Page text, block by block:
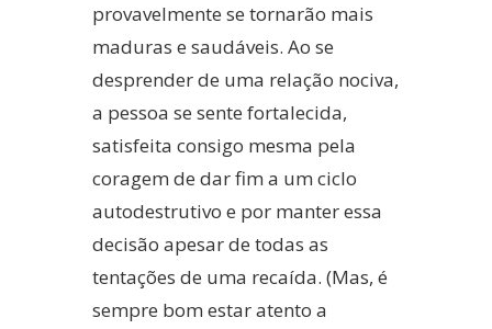
provavelmente se tornarão mais
maduras e saudáveis. Ao se
desprender de uma relação nociva,
a pessoa se sente fortalecida,
satisfeita consigo mesma pela
coragem de dar fim a um ciclo
autodestrutivo e por manter essa
decisão apesar de todas as
tentações de uma recaída. (Mas, é
sempre bom estar atento a